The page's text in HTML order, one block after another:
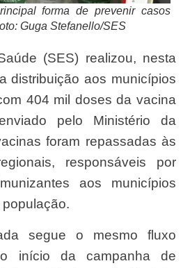
forma de prevenir casos
Guga Stefanello/SES
distribuição aos municípios
404 mil doses da vacina
pelo Ministério da
foram repassadas às
responsáveis por
aos municípios
início da campanha de